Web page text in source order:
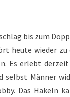
bis zum
heute wieder
Es erlebt
selbst Männer
Das Häkeln